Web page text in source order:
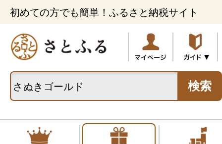
初めての方でも簡単！ふるさと納税サイト
検索